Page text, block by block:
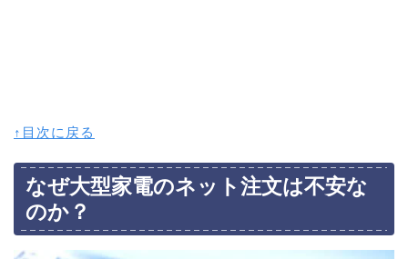
↑目次に戻る
なぜ大型家電のネット注文は不安な
のか？